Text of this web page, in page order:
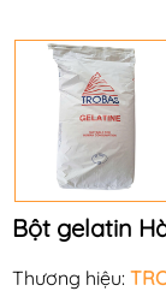
Bột gelatin
Thương hiệu: